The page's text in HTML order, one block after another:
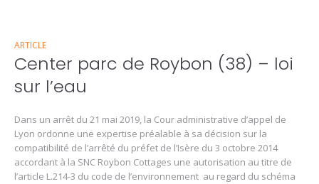
ARTICLE
Center parc de Roybon (38) – loi
sur l’eau
Dans un arrêt du 21 mai 2019, la Cour administrative d’appel de
Lyon ordonne une expertise préalable à sa décision sur la
compatibilité de l’arrêté du préfet de l’Isère du 3 octobre 2014
accordant à la SNC Roybon Cottages une autorisation au titre de
l’article L.214-3 du code de l’environnement au regard du schéma